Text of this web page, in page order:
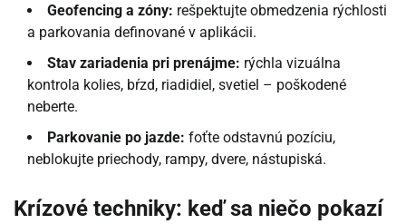
Geofencing a zóny: rešpektujte obmedzenia rýchlosti
a parkovania definované v aplikácii.
Stav zariadenia pri prenájme: rýchla vizuálna
kontrola kolies, bŕzd, riadidiel, svetiel – poškodené
neberte.
Parkovanie po jazde: foťte odstavnú pozíciu,
neblokujte priechody, rampy, dvere, nástupiská.
Krízové techniky: keď sa niečo pokazí